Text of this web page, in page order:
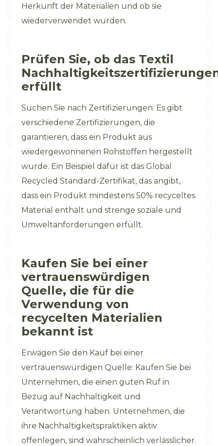
Herkunft der Materialien und ob sie
wiederverwendet wurden.
Prüfen Sie, ob das Textil
erfüllt
Suchen Sie nach Zertifizierungen: Es gibt
verschiedene Zertifizierungen, die
garantieren, dass ein Produkt aus
wiedergewonnenen Rohstoffen hergestellt
wurde. Ein Beispiel dafür ist das Global
Recycled Standard-Zertifikat, das angibt,
dass ein Produkt mindestens 50% recyceltes
Material enthält und strenge soziale und
Umweltanforderungen erfüllt.
Kaufen Sie bei einer
vertrauenswürdigen
Quelle, die für die
Verwendung von
recycelten Materialien
bekannt ist
Erwägen Sie den Kauf bei einer
vertrauenswürdigen Quelle: Kaufen Sie bei
Unternehmen, die einen guten Ruf in
Bezug auf Nachhaltigkeit und
Verantwortung haben. Unternehmen, die
ihre Nachhaltigkeitspraktiken aktiv
offenlegen, sind wahrscheinlich verlässlicher.